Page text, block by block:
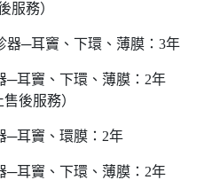
服務）
─耳竇、下環、薄膜：3年
耳竇、下環、薄膜：2年
後服務）
─耳竇、環膜：2年
耳竇、下環、薄膜：2年